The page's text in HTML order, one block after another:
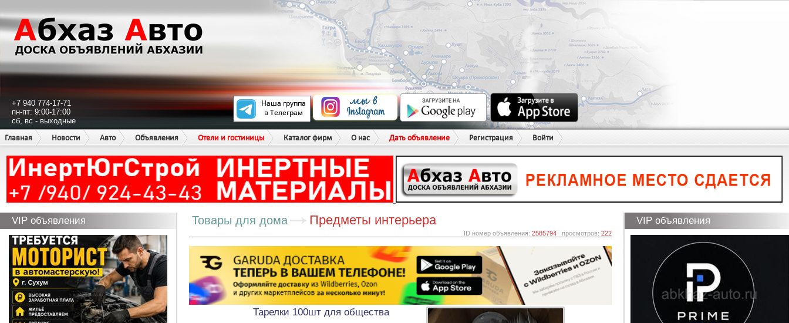
+7 940 774-17-71
пн-пт: 9:00-17:00
сб, вс - выходные
Главная
Новости Авто Объявления Отели и гостиницы Каталог фирм О нас Дать объявление Регистрация Войти
VIP объявления Товары для дома Предметы интерьера
ID номер объявления: 2585794 просмотров: 222
Тарелки 100шт для общества
VIP объявления